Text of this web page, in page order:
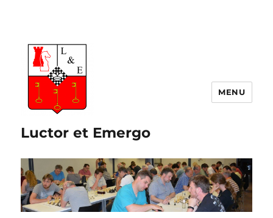
Luctor et Emergo